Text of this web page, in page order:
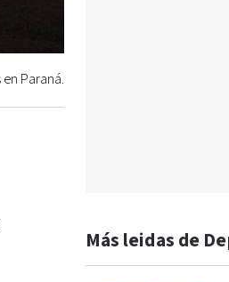
Paraná.
Más leidas de